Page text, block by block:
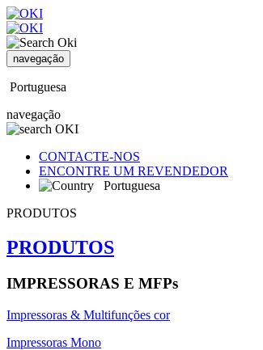
navegação
Portuguesa
navegação
CONTACTE-NOS
ENCONTRE UM REVENDEDOR
Portuguesa
PRODUTOS
PRODUTOS
IMPRESSORAS E MFPs
Impressoras & Multifunções cor
Impressoras Mono